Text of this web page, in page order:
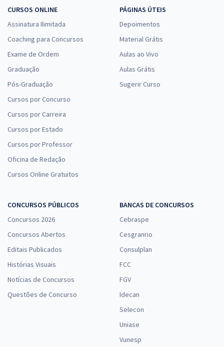
CURSOS ONLINE
Assinatura Ilimitada
Coaching para Concursos
Exame de Ordem
Graduação
Pós-Graduação
Cursos por Concurso
Cursos por Carreira
Cursos por Estado
Cursos por Professor
Oficina de Redação
Cursos Online Gratuitos
PÁGINAS ÚTEIS
Depoimentos
Material Grátis
Aulas ao Vivo
Aulas Grátis
Sugerir Curso
CONCURSOS PÚBLICOS
Concursos 2026
Concursos Abertos
Editais Publicados
Histórias Visuais
Notícias de Concursos
Questões de Concurso
BANCAS DE CONCURSOS
Cebraspe
Cesgranrio
Consulplan
FCC
FGV
Idecan
Selecon
Uniase
Vunesp